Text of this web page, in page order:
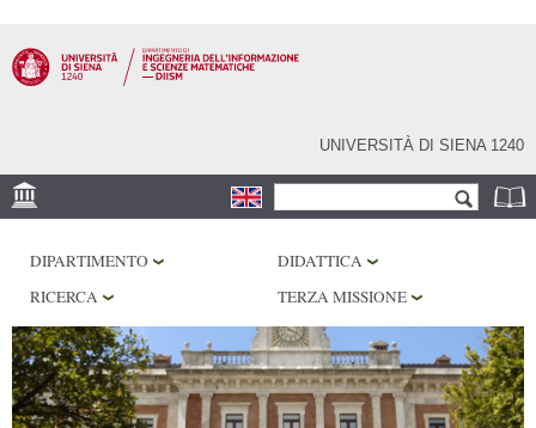
contenuto
principale
UNIVERSITÀ DI SIENA 1240
Form di ricerca
PHD PROGRAM
LABORATORI
BIBLIOTECHE
SERVIZI
DIPARTIMENTO
DIDATTICA
RICERCA
TERZA MISSIONE